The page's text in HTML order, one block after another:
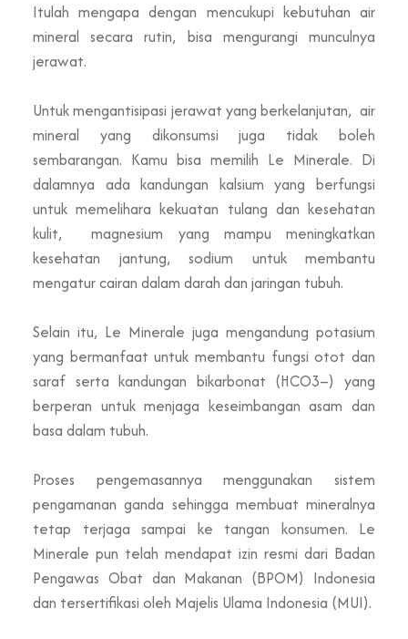
Itulah mengapa dengan mencukupi kebutuhan air
mineral secara rutin, bisa mengurangi munculnya
jerawat.
Untuk mengantisipasi jerawat yang berkelanjutan, air
mineral yang dikonsumsi juga tidak boleh
sembarangan. Kamu bisa memilih Le Minerale. Di
dalamnya ada kandungan kalsium yang berfungsi
untuk memelihara kekuatan tulang dan kesehatan
kulit, magnesium yang mampu meningkatkan
kesehatan jantung, sodium untuk membantu
mengatur cairan dalam darah dan jaringan tubuh.
Selain itu, Le Minerale juga mengandung potasium
yang bermanfaat untuk membantu fungsi otot dan
saraf serta kandungan bikarbonat (HCO3–) yang
berperan untuk menjaga keseimbangan asam dan
basa dalam tubuh.
Proses pengemasannya menggunakan sistem
pengamanan ganda sehingga membuat mineralnya
tetap terjaga sampai ke tangan konsumen. Le
Minerale pun telah mendapat izin resmi dari Badan
Pengawas Obat dan Makanan (BPOM) Indonesia
dan tersertifikasi oleh Majelis Ulama Indonesia (MUI).